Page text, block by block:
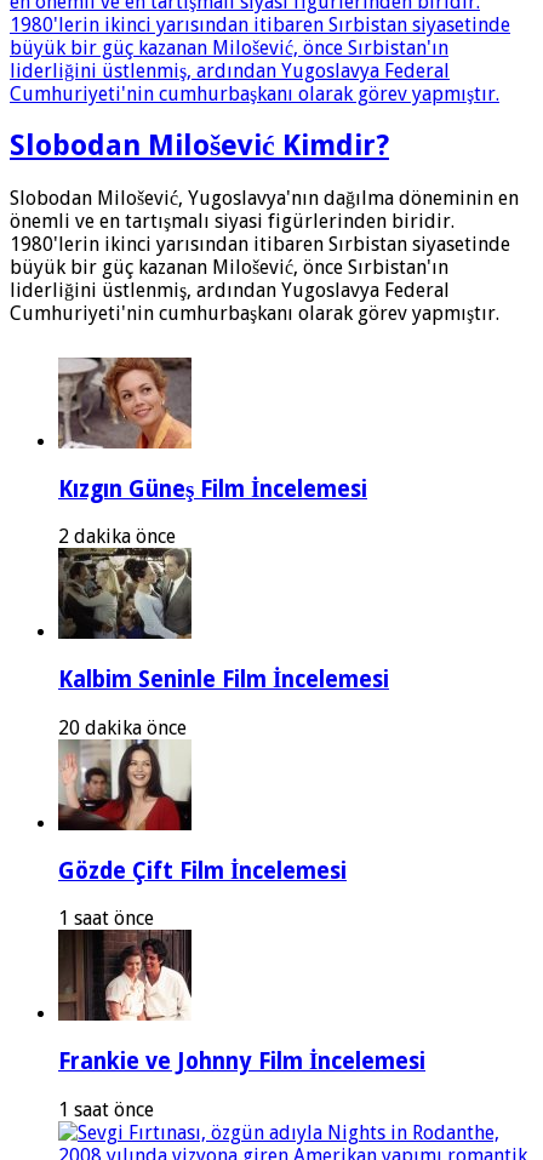
Slobodan Milošević Kimdir?
Slobodan Milošević, Yugoslavya'nın dağılma döneminin en
önemli ve en tartışmalı siyasi figürlerinden biridir.
1980'lerin ikinci yarısından itibaren Sırbistan siyasetinde
büyük bir güç kazanan Milošević, önce Sırbistan'ın
liderliğini üstlenmiş, ardından Yugoslavya Federal
Cumhuriyeti'nin cumhurbaşkanı olarak görev yapmıştır.
Kızgın Güneş Film İncelemesi
2 dakika önce
Kalbim Seninle Film İncelemesi
20 dakika önce
Gözde Çift Film İncelemesi
1 saat önce
Frankie ve Johnny Film İncelemesi
1 saat önce